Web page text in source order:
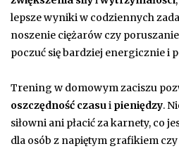
lepsze wyniki w codziennych
noszenie ciężarów czy
poczuć się bardziej energicznie i
Trening w domowym zaciszu
oszczędność czasui pieniędzy.
siłowni ani płacić za karnety, co
dla osób z napiętym grafikiem